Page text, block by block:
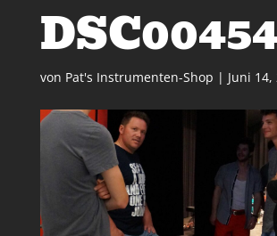
von Pat's Instrumenten-Shop | Juni 14,